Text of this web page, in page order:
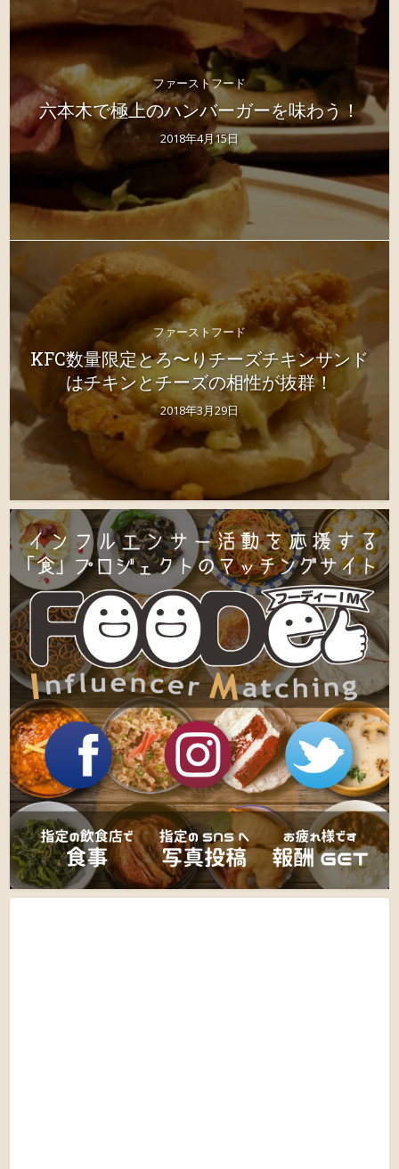
ファーストフード
六本木で極上のハンバーガーを味わう！
2018年4月15日
ファーストフード
KFC数量限定とろ〜りチーズチキンサンド
はチキンとチーズの相性が抜群！
2018年3月29日